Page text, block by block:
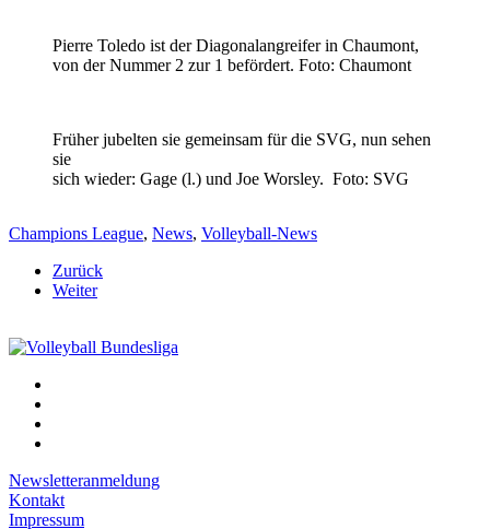
Pierre Toledo ist der Diagonalangreifer in Chaumont,
von der Nummer 2 zur 1 befördert. Foto: Chaumont
Früher jubelten sie gemeinsam für die SVG, nun sehen
sie
sich wieder: Gage (l.) und Joe Worsley. Foto: SVG
Champions League, News, Volleyball-News
Zurück
Weiter
Newsletteranmeldung
Kontakt
Impressum